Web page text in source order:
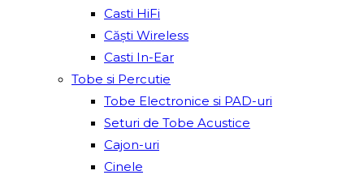
Casti HiFi
Căști Wireless
Casti In-Ear
Tobe si Percutie
Tobe Electronice si PAD-uri
Seturi de Tobe Acustice
Cajon-uri
Cinele